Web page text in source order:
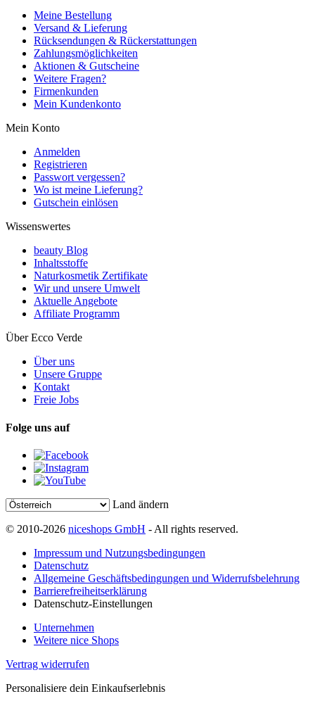
Meine Bestellung
Versand & Lieferung
Rücksendungen & Rückerstattungen
Zahlungsmöglichkeiten
Aktionen & Gutscheine
Weitere Fragen?
Firmenkunden
Mein Kundenkonto
Mein Konto
Anmelden
Registrieren
Passwort vergessen?
Wo ist meine Lieferung?
Gutschein einlösen
Wissenswertes
beauty Blog
Inhaltsstoffe
Naturkosmetik Zertifikate
Wir und unsere Umwelt
Aktuelle Angebote
Affiliate Programm
Über Ecco Verde
Über uns
Unsere Gruppe
Kontakt
Freie Jobs
Folge uns auf
Land ändern
© 2010-2026 niceshops GmbH - All rights reserved.
Impressum und Nutzungsbedingungen
Datenschutz
Allgemeine Geschäftsbedingungen und Widerrufsbelehrung
Barrierefreiheitserklärung
Datenschutz-Einstellungen
Unternehmen
Weitere nice Shops
Vertrag widerrufen
Personalisiere dein Einkaufserlebnis